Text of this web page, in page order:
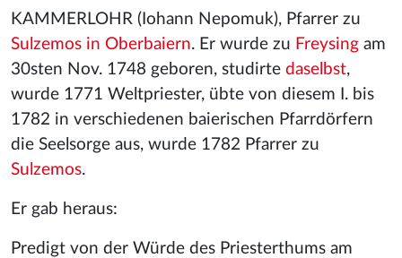
KAMMERLOHR (Iohann Nepomuk), Pfarrer zu
Sulzemos in Oberbaiern. Er wurde zu Freysing am
30sten Nov. 1748 geboren, studirte daselbst,
wurde 1771 Weltpriester, übte von diesem I. bis
1782 in verschiedenen baierischen Pfarrdörfern
die Seelsorge aus, wurde 1782 Pfarrer zu
Sulzemos.
Er gab heraus:
Predigt von der Würde des Priesterthums am